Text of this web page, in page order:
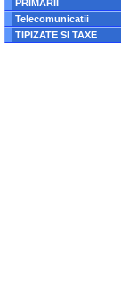
PRIMARII
Telecomunicatii
TIPIZATE SI TAXE